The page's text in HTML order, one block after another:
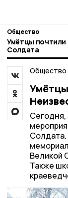
Общество
Умётцы почтили
Солдата
Общество
Сегодня,
Солдата.
Великой
Также